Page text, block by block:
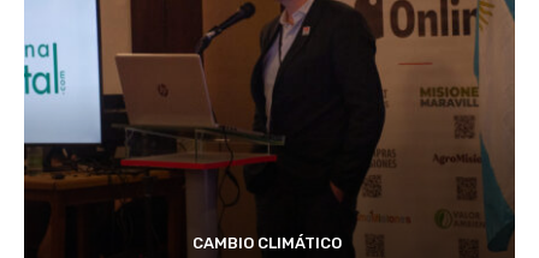
CAMBIO CLIMÁTICO